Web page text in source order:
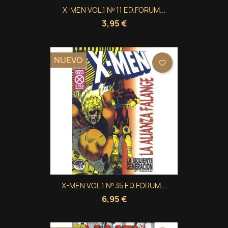
X-MEN VOL.1 Nº 11 ED.FORUM...
3,95 €
X-MEN VOL.1 Nº 35 ED.FORUM...
6,95 €
NUEVO favorite_border